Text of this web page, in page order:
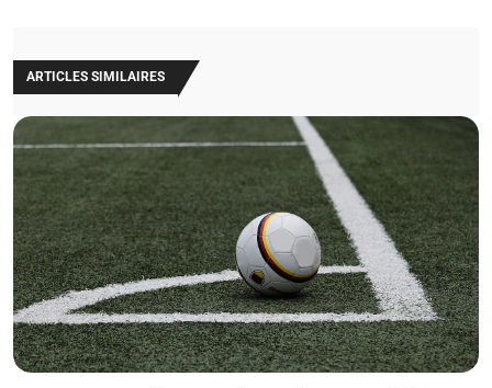
ARTICLES SIMILAIRES